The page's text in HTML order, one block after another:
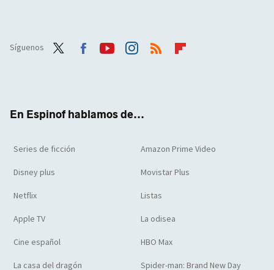
Síguenos
En Espinof hablamos de...
Series de ficción Amazon Prime Video
Disney plus Movistar Plus
Netflix Listas
Apple TV La odisea
Cine español HBO Max
La casa del dragón Spider-man: Brand New Day